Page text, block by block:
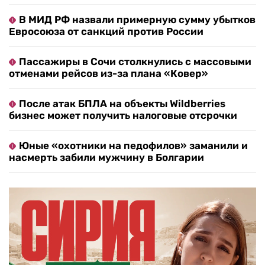
В МИД РФ назвали примерную сумму убытков
Евросоюза от санкций против России
Пассажиры в Сочи столкнулись с массовыми
отменами рейсов из-за плана «Ковер»
После атак БПЛА на объекты Wildberries
бизнес может получить налоговые отсрочки
Юные «охотники на педофилов» заманили и
насмерть забили мужчину в Болгарии